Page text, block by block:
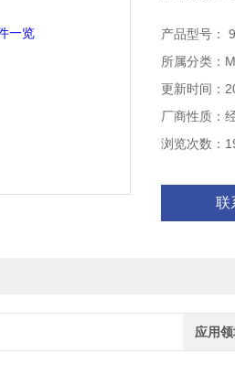
（如IO-
产品型号：
所属分类：
更新时间：
厂商性质：
浏览次数：
联
应用